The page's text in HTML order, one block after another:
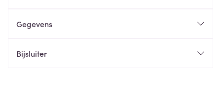
Gegevens
Bijsluiter